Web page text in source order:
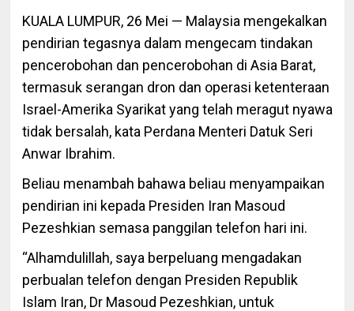
KUALA LUMPUR, 26 Mei — Malaysia mengekalkan
pendirian tegasnya dalam mengecam tindakan
pencerobohan dan pencerobohan di Asia Barat,
termasuk serangan dron dan operasi ketenteraan
Israel-Amerika Syarikat yang telah meragut nyawa
tidak bersalah, kata Perdana Menteri Datuk Seri
Anwar Ibrahim.
Beliau menambah bahawa beliau menyampaikan
pendirian ini kepada Presiden Iran Masoud
Pezeshkian semasa panggilan telefon hari ini.
“Alhamdulillah, saya berpeluang mengadakan
perbualan telefon dengan Presiden Republik
Islam Iran, Dr Masoud Pezeshkian, untuk